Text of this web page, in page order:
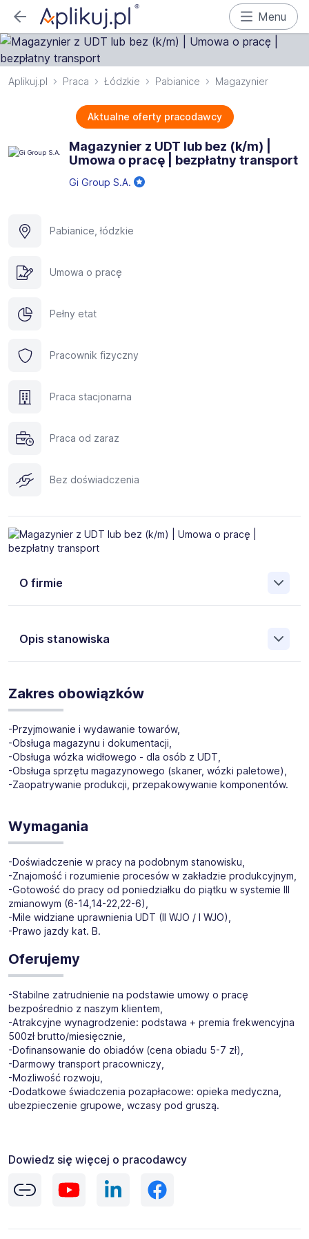
Menu
Aplikuj.pl Praca Łódzkie Pabianice Magazynier
Aktualne oferty pracodawcy
Magazynier z UDT lub bez (k/m) |
Umowa o pracę | bezpłatny transport
Gi Group S.A.
Pabianice, łódzkie
Umowa o pracę
Pełny etat
Pracownik fizyczny
Praca stacjonarna
Praca od zaraz
Bez doświadczenia
O firmie
Opis stanowiska
poszukujemy kandydatów na stanowisko:
UDT lub bez (k/m)
Lokalizacja:Ksawerów(bezpłatny transport pracowniczy
z Łodzi, Pabianic, Dobronia, Łask, Teofilów, Aleksandrów
oraz Konstantynów)
Zakres obowiązków
-Przyjmowanie i wydawanie towarów,
-Obsługa magazynu i dokumentacji,
-Obsługa wózka widłowego - dla osób z UDT,
-Obsługa sprzętu magazynowego (skaner, wózki paletowe),
-Zaopatrywanie produkcji, przepakowywanie komponentów.
Wymagania
-Doświadczenie w pracy na podobnym stanowisku,
-Znajomość i rozumienie procesów w zakładzie produkcyjnym,
-Gotowość do pracy od poniedziałku do piątku w systemie III
zmianowym (6-14,14-22,22-6),
-Mile widziane uprawnienia UDT (II WJO / I WJO),
-Prawo jazdy kat. B.
Oferujemy
-Stabilne zatrudnienie na podstawie umowy o pracę
bezpośrednio z naszym klientem,
-Atrakcyjne wynagrodzenie: podstawa + premia frekwencyjna
500zł brutto/miesięcznie,
-Dofinansowanie do obiadów (cena obiadu 5-7 zł),
-Darmowy transport pracowniczy,
-Możliwość rozwoju,
-Dodatkowe świadczenia pozapłacowe: opieka medyczna,
ubezpieczenie grupowe, wczasy pod gruszą.
Dowiedz się więcej o pracodawcy